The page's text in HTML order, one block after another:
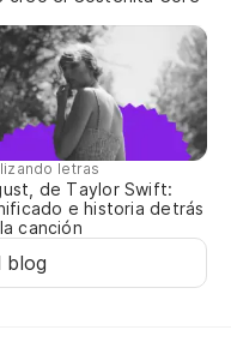
letras
de Taylor Swift:
e historia detrás
canción
blog